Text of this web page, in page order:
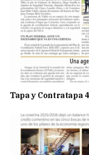
Tapa y Contratapa